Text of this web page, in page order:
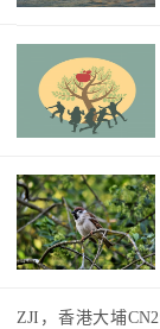
ZJI，香港大埔